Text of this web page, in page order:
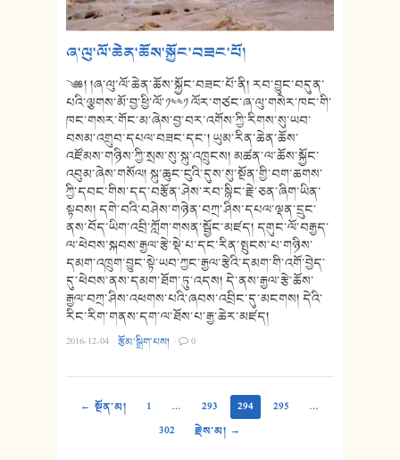
ཞ་ལུ་ལོ་ཆེན་ཆོས་སྐྱོང་བཟང་པོ།
༄༅། །ཞ་ལུ་ལོ་ཆེན་ཆོས་སྐྱོང་བཟང་པོ་ནི། རབ་བྱུང་བདུན་
པའི་ལྕགས་མོ་བྱ་ཕྱི་ལོ་༡༤༤༡ ལོར་གཙང་ཞ་ལུ་གསེར་ཁང་གི་
ཁང་གསར་གོང་མ་ཞེས་བྱ་བར་འགོས་ཀྱི་རིགས་སུ་ཡབ་
བསམ་འགྲུབ་དཔལ་བཟང་དང༌། ཡུམ་རིན་ཆེན་ཆོས་
འཛོམས་གཉིས་ཀྱི་སྲས་སུ་སྐུ་འཁྲུངས། མཚན་ལ་ཆོས་སྐྱོང་
འབུམ་ཞེས་གསོལ། སྐུ་ཆུང་ངུའི་དུས་སུ་སྔོན་གྱི་བག་ཆགས་
ཀྱི་དབང་གིས་དད་བརྩོན་ཤེས་རབ་སྙིང་རྗེ་ཅན་ཞིག་ཡིན་
སྟབས། དགེ་བའི་བཤེས་གཉེན་བཀྲ་ཤིས་དཔལ་ལྡན་དྲུང་
ནས་བོད་ཡིག་འབྲི་ཀློག་གསན་སྦྱོང་མཛད། དགུང་ལོ་བརྒྱད་
ལ་ཕེབས་སྐབས་རྒྱལ་རྩེ་སྡེ་པ་དང་རིན་སྤུངས་པ་གཉིས་
དམག་འཁྲུག་བྱུང་སྟེ་ཡབ་ཀྱང་རྒྱལ་རྩེའི་དམག་གི་འགོ་བྱེད་
དུ་ཕེབས་ནས་དམག་ཐོག་ཏུ་འདས། དེ་ནས་རྒྱལ་རྩེ་ཆོས་
རྒྱལ་བཀྲ་ཤིས་འཕགས་པའི་ཞབས་འབྲིང་དུ་མངགས། དེའི་
རིང་རིག་གནས་དག་ལ་ཐོས་པ་རྒྱ་ཆེར་མཛད།
2016-12-04 ·རྩོམ་སྒྲིག་པས། · 0
← སྔོན་མ། 1 … 293 294 295
…
302
རྗེས་མ། →